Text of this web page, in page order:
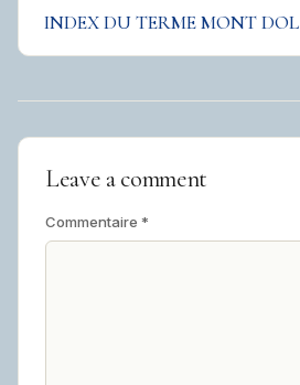
INDEX DU TERME MONT DOL
Leave a comment
Commentaire *